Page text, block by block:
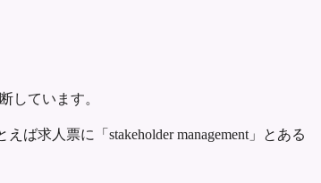
しています。
求人票に「stakeholder management」とある